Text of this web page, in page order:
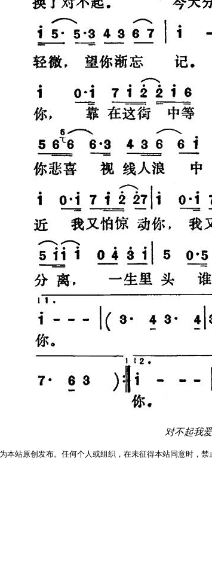
对不起我
本站原创发布。任何个人或组织，在未征得本站同意时，